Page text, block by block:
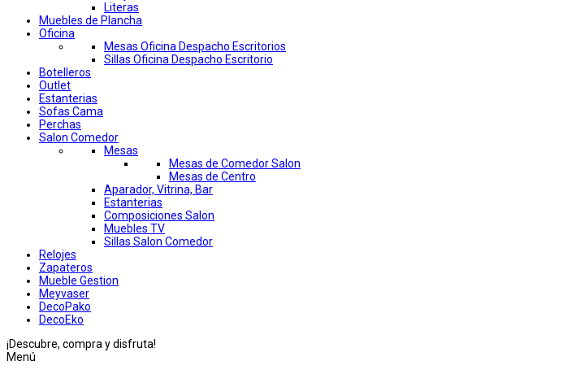
Literas
Muebles de Plancha
Oficina
Mesas Oficina Despacho Escritorios
Sillas Oficina Despacho Escritorio
Botelleros
Outlet
Estanterias
Sofas Cama
Perchas
Salon Comedor
Mesas
Mesas de Comedor Salon
Mesas de Centro
Aparador, Vitrina, Bar
Estanterias
Composiciones Salon
Muebles TV
Sillas Salon Comedor
Relojes
Zapateros
Mueble Gestion
Meyvaser
DecoPako
DecoEko
¡Descubre, compra y disfruta!
Menú